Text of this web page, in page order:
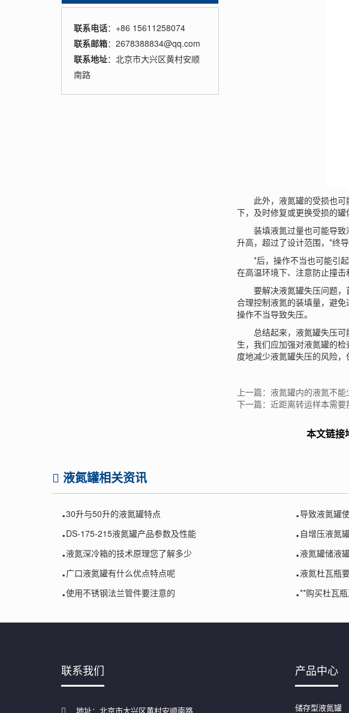
联系电话：+86 15611258074
联系邮箱：2678388834@qq.com
联系地址：北京市大兴区黄村安顺
南路
此外，液氮罐的受损也可
下，及时修复或更换受损的罐
装填液氮过量也可能导致
升高，超过了设计范围，*终导
*后，操作不当也可能引起
在高温环境下、注意防止撞
要解决液氮罐失压问题，首
合理控制液氮的装填量，避
操作不当导致失压。
总结起来， 液氮罐失压可
生，我们应加强对液氮罐的
度地减少液氮罐失压的风险，
上一篇：液氮罐内的液氮不
下一篇：近距离转运样本需要
本文链接
液氮罐相关资讯
.30升与50升的液氮罐特点 .导致液氮罐
.DS-175-215液氮罐产品参数及性能 . 自增压液氮
.液氮深冷箱的技术原理您了解多少 .液氮罐储液
.广口液氮罐有什么优点特点呢 .液氮杜瓦瓶
.使用不锈钢法兰管件要注意的 .**购买杜瓦
联系我们
地址：北京市大兴区黄村安顺南路
产品中心
储存型液氮罐